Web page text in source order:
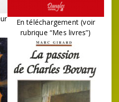
En téléchargement (voir
rubrique “Mes livres”)